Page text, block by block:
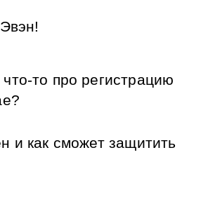
то про регистрацию
и как сможет защитить